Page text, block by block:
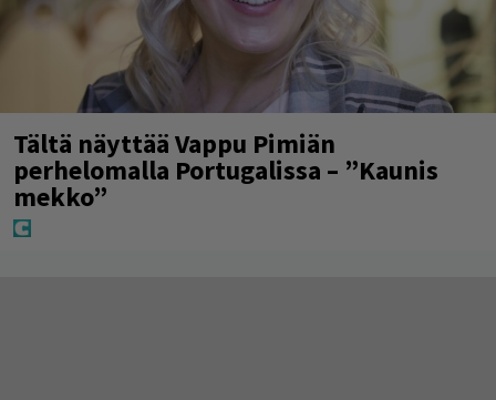
Tältä näyttää Vappu Pimiän
perhelomalla Portugalissa – ”Kaunis
mekko”